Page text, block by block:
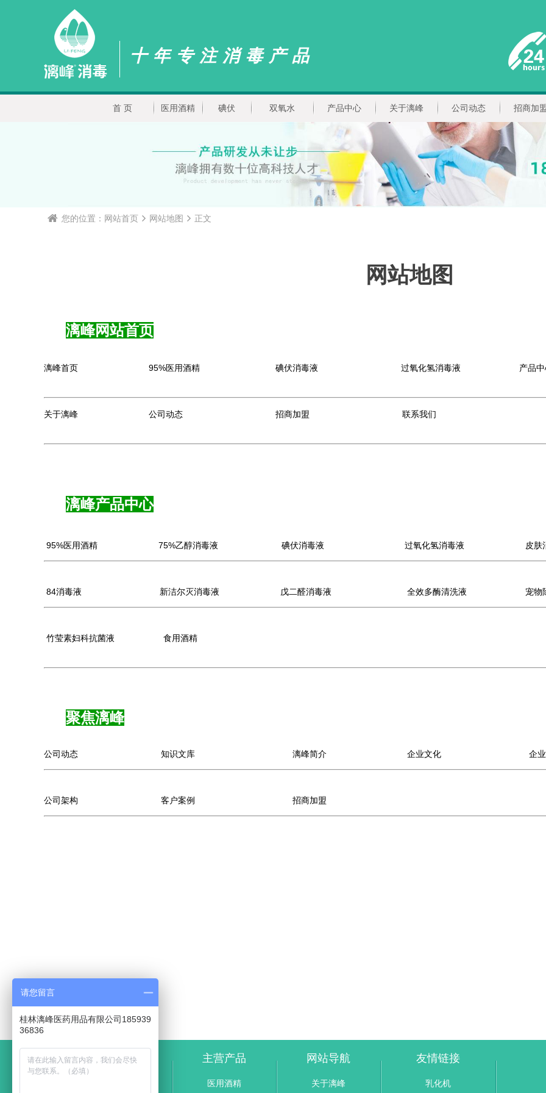
十年专注消毒产品
首 页 医用酒精 碘伏 双氧水 产品中心 关于漓峰 公司动态 招商加
您的位置： 网站首页 网站地图 正文
网站地图
漓峰网站首页
漓峰首页 95%医用酒精 碘伏消毒液 过氧化氢消毒液 产品
关于漓峰 公司动态 招商加盟 联系我们
漓峰产品中心
95%医用酒精 75%乙醇消毒液 碘伏消毒液 过氧化氢消毒液 皮肤
84消毒液 新洁尔灭消毒液 戊二醛消毒液 全效多酶清洗液 宠物
竹莹素妇科抗菌液 食用酒精
聚焦漓峰
公司动态 知识文库 漓峰简介 企业文化 企
公司架构 客户案例 招商加盟
主营产品
医用酒精
网站导航
关于漓峰
友情链接
乳化机
请您留言
桂林漓峰医药用品有限公司185939
36836